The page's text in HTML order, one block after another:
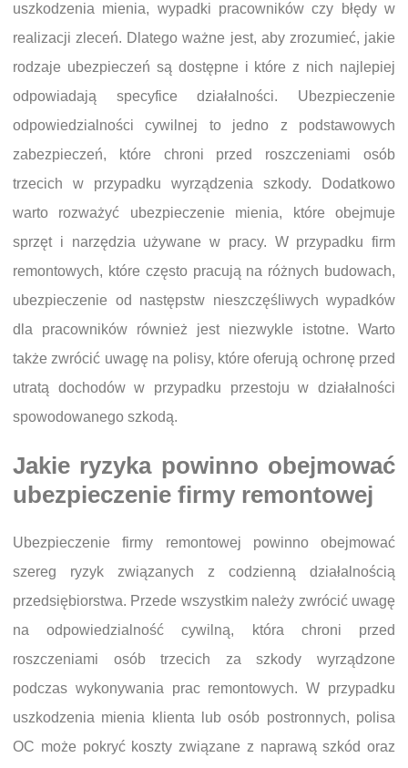
uszkodzenia mienia, wypadki pracowników czy błędy w
realizacji zleceń. Dlatego ważne jest, aby zrozumieć, jakie
rodzaje ubezpieczeń są dostępne i które z nich najlepiej
odpowiadają specyfice działalności. Ubezpieczenie
odpowiedzialności cywilnej to jedno z podstawowych
zabezpieczeń, które chroni przed roszczeniami osób
trzecich w przypadku wyrządzenia szkody. Dodatkowo
warto rozważyć ubezpieczenie mienia, które obejmuje
sprzęt i narzędzia używane w pracy. W przypadku firm
remontowych, które często pracują na różnych budowach,
ubezpieczenie od następstw nieszczęśliwych wypadków
dla pracowników również jest niezwykle istotne. Warto
także zwrócić uwagę na polisy, które oferują ochronę przed
utratą dochodów w przypadku przestoju w działalności
spowodowanego szkodą.
Jakie ryzyka powinno obejmować
ubezpieczenie firmy remontowej
Ubezpieczenie firmy remontowej powinno obejmować
szereg ryzyk związanych z codzienną działalnością
przedsiębiorstwa. Przede wszystkim należy zwrócić uwagę
na odpowiedzialność cywilną, która chroni przed
roszczeniami osób trzecich za szkody wyrządzone
podczas wykonywania prac remontowych. W przypadku
uszkodzenia mienia klienta lub osób postronnych, polisa
OC może pokryć koszty związane z naprawą szkód oraz